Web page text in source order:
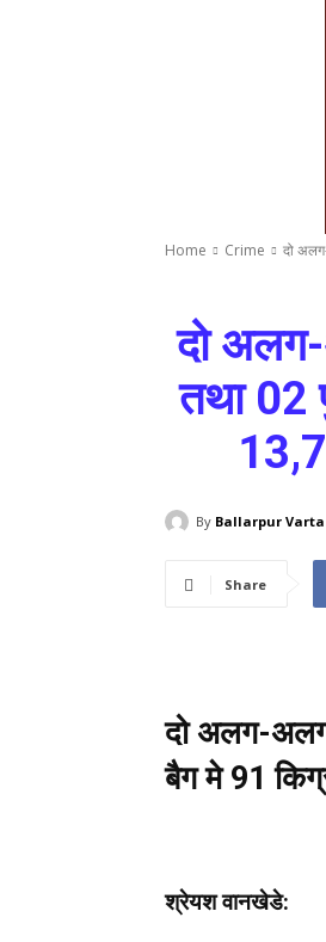
Home Crime दो
दो
तथा 02
By Ballarpur Varta
Share
दो अलग-
बैग मे 91
श्रेयश वानखेडे: